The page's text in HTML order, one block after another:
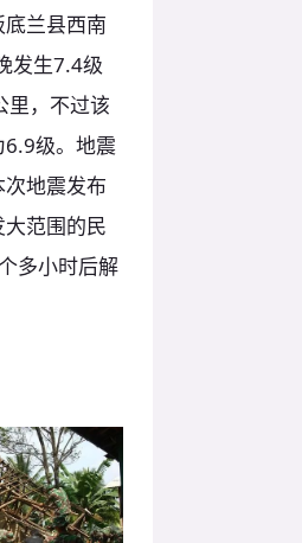
兰县西南
发生7.4级
里，不过该
6.9级。地震
地震发布
范围的民
多小时后解